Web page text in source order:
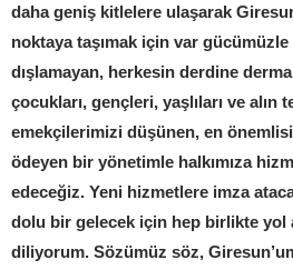
daha geniş kitlelere ulaşarak
noktaya taşımak için var gücümüzle
dışlamayan, herkesin derdine
çocukları, gençleri, yaşlıları ve alın
emekçilerimizi düşünen, en
ödeyen bir yönetimle halkımıza
edeceğiz. Yeni hizmetlere imza
dolu bir gelecek için hep birlikte yol
diliyorum. Sözümüz söz,